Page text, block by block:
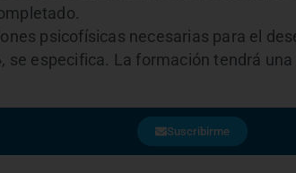
psicofísicas necesarias para el
se especifica. La formación tendrá
Suscribirme